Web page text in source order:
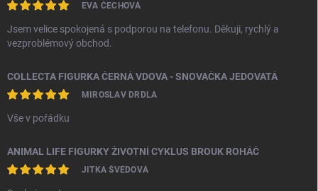
EVA ČECHOVÁ
Jsem velice spokojená s podporou na telefonu. Děkuji, rychlý a
vezproblémový obchod.
COLLECTA FIGURKA ČERNÁ VDOVA - SNOVAČKA JEDOVATÁ
MIROSLAV DRDLA
Vše v pořádku
ANIMAL LIFE FIGURKY ŽIVOTNÍ CYKLUS BROUK ROHÁČ
JITKA ŠVÉDOVÁ